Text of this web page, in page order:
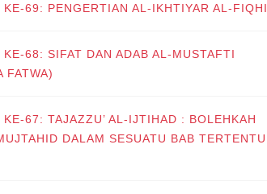
69: PENGERTIAN AL-IKHTIYAR AL-FIQHI
68: SIFAT DAN ADAB AL-MUSTAFTI
FATWA)
67: TAJAZZU’ AL-IJTIHAD : BOLEHKAH
DALAM SESUATU BAB TERTENTU